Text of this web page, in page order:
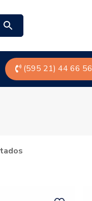
(595 21) 44 66 56